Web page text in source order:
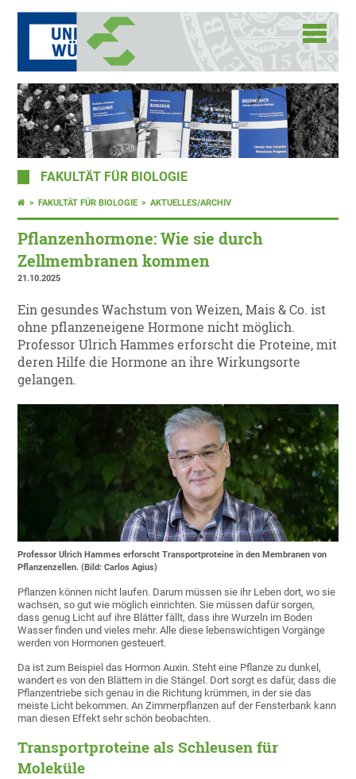
FAKULTÄT FÜR BIOLOGIE
FAKULTÄT FÜR BIOLOGIE AKTUELLES/ARCHIV
Pflanzenhormone: Wie sie durch
Zellmembranen kommen
21.10.2025
Ein gesundes Wachstum von Weizen, Mais & Co. ist
ohne pflanzeneigene Hormone nicht möglich.
Professor Ulrich Hammes erforscht die Proteine, mit
deren Hilfe die Hormone an ihre Wirkungsorte
gelangen.
Professor Ulrich Hammes erforscht Transportproteine in den Membranen von
Pflanzenzellen. (Bild: Carlos Agius)
Pflanzen können nicht laufen. Darum müssen sie ihr Leben dort, wo sie
wachsen, so gut wie möglich einrichten. Sie müssen dafür sorgen,
dass genug Licht auf ihre Blätter fällt, dass ihre Wurzeln im Boden
Wasser finden und vieles mehr. Alle diese lebenswichtigen Vorgänge
werden von Hormonen gesteuert.
Da ist zum Beispiel das Hormon Auxin. Steht eine Pflanze zu dunkel,
wandert es von den Blättern in die Stängel. Dort sorgt es dafür, dass die
Pflanzentriebe sich genau in die Richtung krümmen, in der sie das
meiste Licht bekommen. An Zimmerpflanzen auf der Fensterbank kann
man diesen Effekt sehr schön beobachten.
Transportproteine als Schleusen für
Moleküle